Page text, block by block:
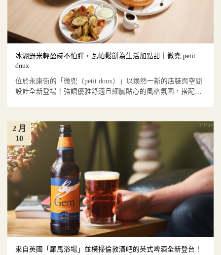
冰湖野米輕盈碗不怕胖，瓦帕鬆餅為生活加點甜｜微兜 petit
doux
位於永康街的「微兜（petit doux）」以煥然一新的店裝與空間
設計全新登場！強調優雅舒適且細膩貼心的風格氛圍，搭配
來自英國「羅馬浴場」並橫掃倫敦酒吧的英式啤酒全新登台！
10
2 月